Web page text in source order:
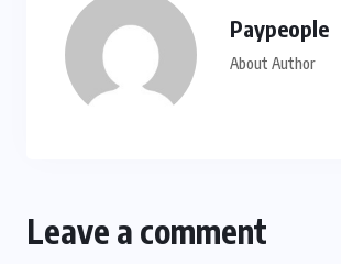
Paypeople
About Author
Leave a comment